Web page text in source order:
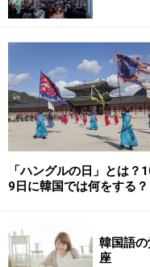
い。
「ハングルの日」とは？
9日に韓国では何をする？
韓国語
座